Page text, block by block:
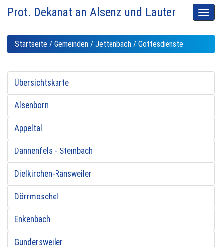
Prot. Dekanat an Alsenz und Lauter
Startseite / Gemeinden / Jettenbach / Gottesdienste
Übersichtskarte
Alsenborn
Appeltal
Dannenfels - Steinbach
Dielkirchen-Ransweiler
Dörrmoschel
Enkenbach
Gundersweiler